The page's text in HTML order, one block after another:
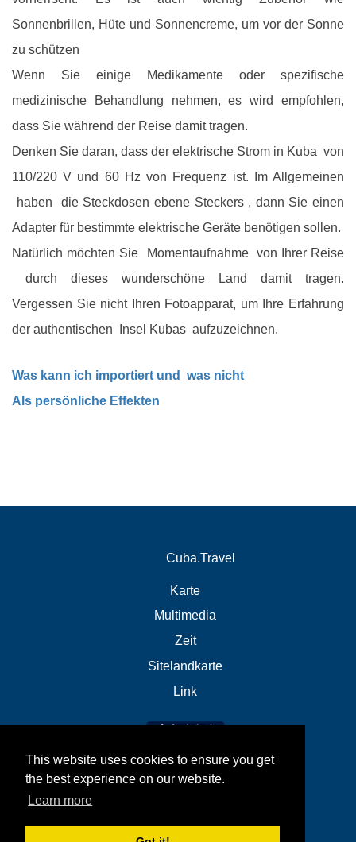
This website uses cookies to ensure you get
the best experience on our website.
Learn more
Sonnenbrillen, Hüte und Sonnencreme, um vor der Sonne
zu schützen
Wenn Sie einige Medikamente oder spezifische
medizinische Behandlung nehmen, es wird empfohlen,
dass Sie während der Reise damit tragen.
Denken Sie daran, dass der elektrische Strom in Kuba von
110/220 V und 60 Hz von Frequenz ist. Im Allgemeinen
haben die Steckdosen ebene Steckers , dann Sie einen
Adapter für bestimmte elektrische Geräte benötigen sollen.
Natürlich möchten Sie Momentaufnahme von Ihrer Reise
durch dieses wunderschöne Land damit tragen.
Vergessen Sie nicht Ihren Fotoapparat, um Ihre Erfahrung
der authentischen Insel Kubas aufzuzeichnen.
Was kann ich importiert und was nicht
Als persönliche Effekten
Cuba.Travel
Karte
Multimedia
Zeit
Sitelandkarte
Link